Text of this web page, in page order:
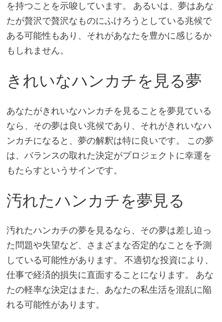
を持つことを示唆しています。 あるいは、夢はあな
たが贅沢で贅沢なものにふけろうとしている兆候で
ある可能性もあり、それがあなたを豊かに感じるか
もしれません。
きれいなハンカチを見る夢
あなたがきれいなハンカチを見ることを夢見ている
なら、その夢は良い兆候であり、それがきれいなハ
ンカチになると、夢の解釈は特に良いです。 この夢
は、バランスの取れた決定がプロジェクトに幸運を
もたらすというサインです。
汚れたハンカチを夢見る
汚れたハンカチの夢を見るなら、その夢は差し迫っ
た問題や失望など、さまざまな否定的なことを予測
している可能性があります。 不適切な投資により、
仕事で経済的損失に直面することになります。 あな
たの軽率な決定はまた、あなたの私生活を混乱に陥
れる可能性があります。